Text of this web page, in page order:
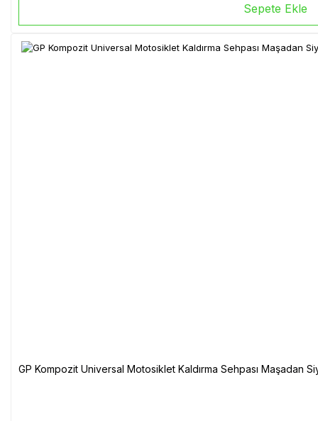
Sepete Ekle
GP Kompozit Universal Motosiklet Kaldırma Sehpası Maşadan